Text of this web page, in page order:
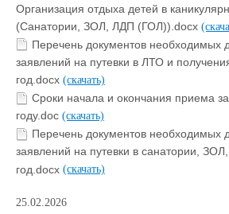
Организация отдыха детей в
(Санатории, ЗОЛ, ЛДП (ГОЛ)).docx
Перечень документов необходимых
заявлений на путевки в ЛТО и
год.docx (скачать)
Сроки начала и окончания приема
году.doc (скачать)
Перечень документов необходимых
заявлений на путевки в санатории,
год.docx (скачать)
25.02.2026